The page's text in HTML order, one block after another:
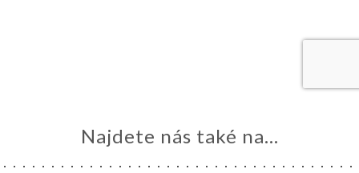
Najdete nás také na...